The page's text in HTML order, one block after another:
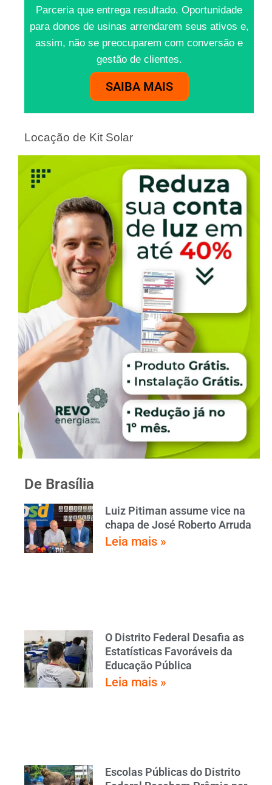
Parceria que entrega resultado. Oportunidade
para donos de usinas arrendarem seus ativos e,
assim, não se preocuparem com conversão e
gestão de clientes.
SAIBA MAIS
Locação de Kit Solar
De Brasília
Luiz Pitiman assume vice na
chapa de José Roberto Arruda
Leia mais »
O Distrito Federal Desafia as
Estatísticas Favoráveis da
Educação Pública
Leia mais »
Escolas Públicas do Distrito